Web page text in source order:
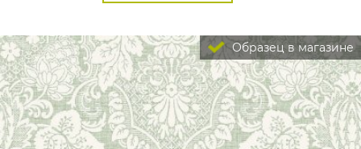
Образец в магазине